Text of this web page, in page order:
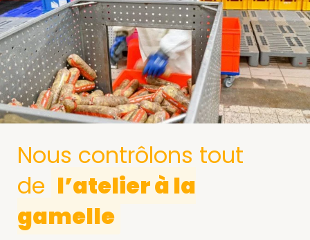
Nous contrôlons tout
de l’atelier à la
gamelle